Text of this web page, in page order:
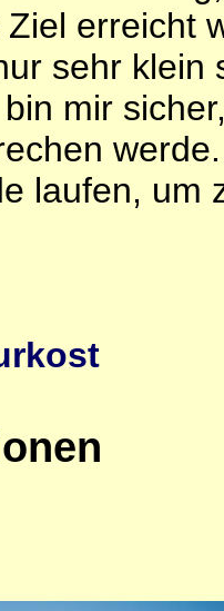
erreicht
sehr klein
mir
laufen, um